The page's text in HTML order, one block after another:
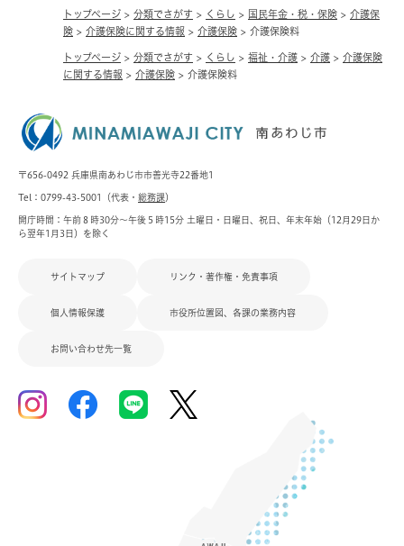
トップページ > 分類でさがす > くらし > 国民年金・税・保険 > 介護保
険 > 介護保険に関する情報 > 介護保険 > 介護保険料
トップページ > 分類でさがす > くらし > 福祉・介護 > 介護 > 介護保険
に関する情報 > 介護保険 > 介護保険料
〒656-0492 兵庫県南あわじ市市善光寺22番地1
Tel：0799-43-5001（代表・ 総務課）
開庁時間：午前８時30分～午後５時15分 土曜日・日曜日、祝日、年末年始（12月29日か
ら翌年1月3日）を除く
サイトマップ リンク・著作権・免責事項
個人情報保護 市役所位置図、各課の業務内容
お問い合わせ先一覧